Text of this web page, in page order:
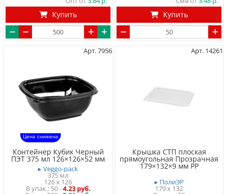
Купить Купить
Арт. 7956
Цена снижена
Контейнер Кубик Черный
ПЭТ 375 мл 126×126×52 мм
▸ Veggo-pack
375 мл
126 x 126
50-4.23 руб.
Арт. 14261
Крышка СТП плоская
прямоугольная Прозрачная
179×132×9 мм PP
▸ ПолиЭР
179 x 132